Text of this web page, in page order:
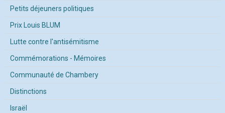
Petits déjeuners politiques
Prix Louis BLUM
Lutte contre l'antisémitisme
Commémorations - Mémoires
Communauté de Chambery
Distinctions
Israël